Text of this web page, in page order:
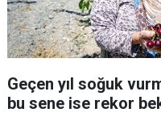
Geçen yıl soğuk
bu sene ise rekor